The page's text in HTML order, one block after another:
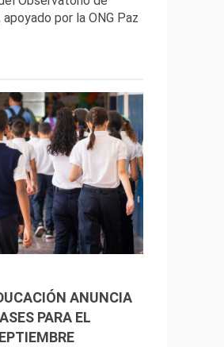
por la ONG Paz
ANUNCIA
PARA EL